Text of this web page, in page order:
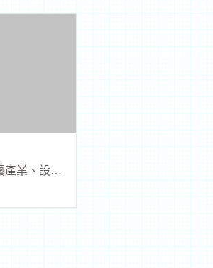
視覺藝術、工藝產業、設計品牌時尚